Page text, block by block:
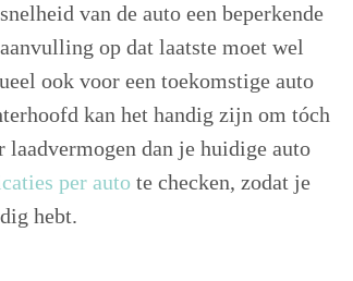
van de auto een beperkende
op dat laatste moet wel
ook voor een toekomstige auto
kan het handig zijn om tóch
laadvermogen dan je huidige auto
per auto te checken, zodat je
hebt.